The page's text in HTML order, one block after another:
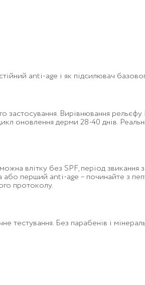
anti-age і як підсилювач
Вирівнювання рельєфу
оновлення дерми 28-40 днів.
влітку без SPF, період звикання
або перший anti-age – починайте з
протоколу.
тестування. Без парабенів і